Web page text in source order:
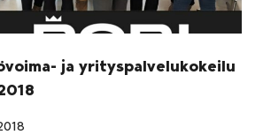
ja yrityspalvelukokeilu